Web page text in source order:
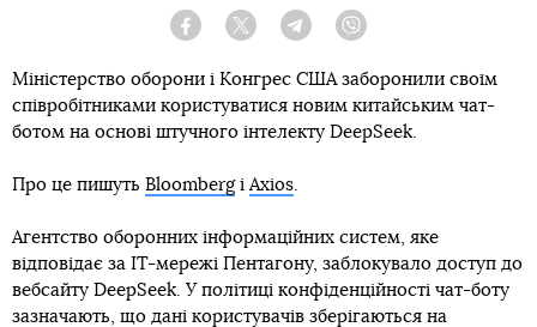
Facebook Twitter Telegram
Міністерство оборони і Конгрес США заборонили своїм
співробітниками користуватися новим китайським чат-
ботом на основі штучного інтелекту DeepSeek.
Про це пишуть BloombergіAxios.
Агентство оборонних інформаційних систем, яке
відповідає за ІТ-мережі Пентагону, заблокувало доступ до
вебсайту DeepSeek. У політиці конфіденційності чат-боту
зазначають, що дані користувачів зберігаються на